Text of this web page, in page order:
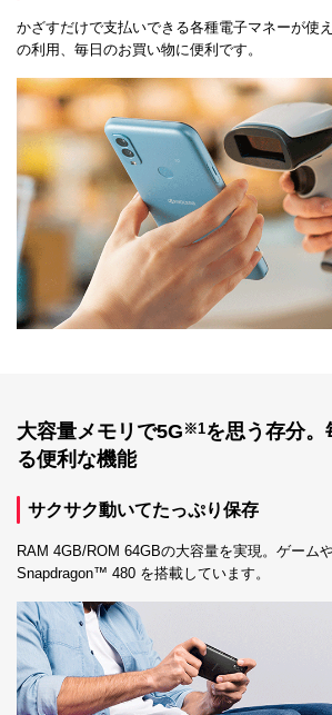
かざすだけで支払いできる各種電子マネーが使
の利用、毎日のお買い物に便利です。
大容量メモリで5G※1を思う存分
る便利な機能
サクサク動いてたっぷり保存
RAM 4GB/ROM 64GBの大容量を実現。ゲーム
Snapdragon™ 480 を搭載しています。